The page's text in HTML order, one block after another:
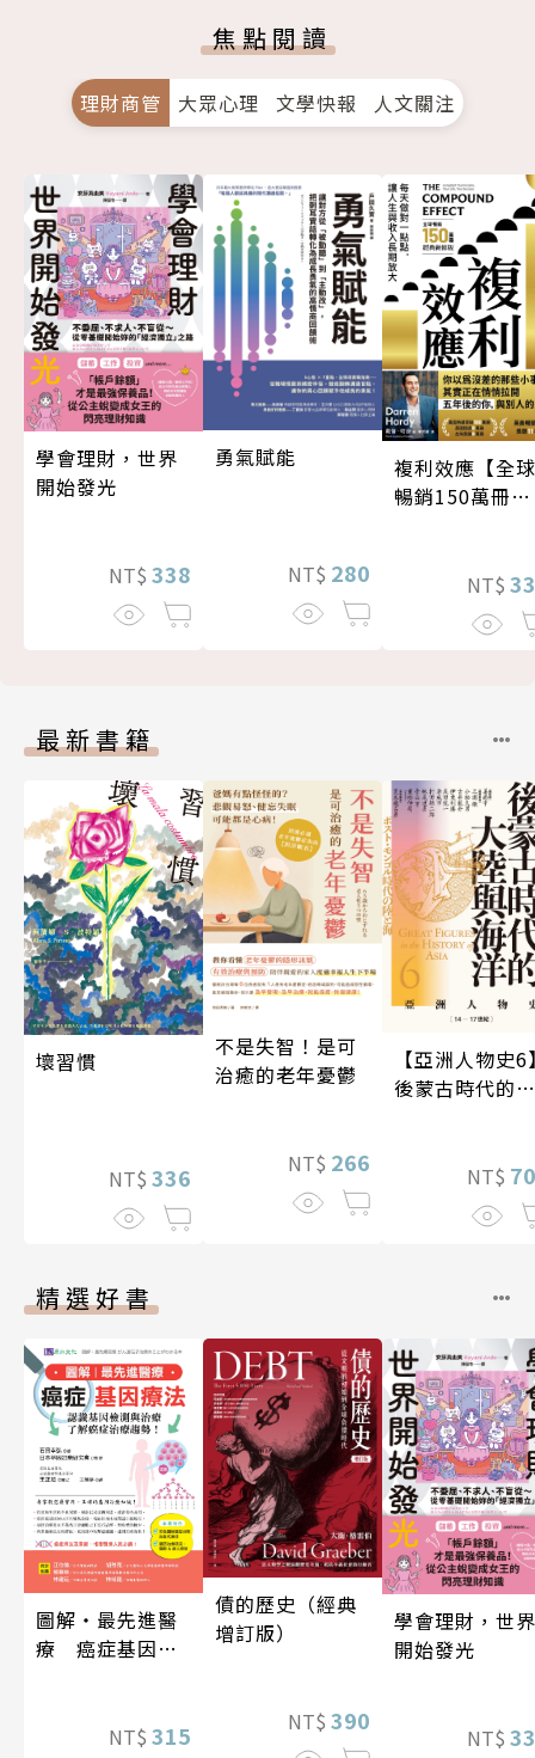
焦點閱讀
理財商管 大眾心理 文學快報 人文關注
學會理財，世界
開始發光
NT$ 338
勇氣賦能
NT$ 280
複利效應【全球
暢銷150萬冊・
NT$
最新書籍
壞習慣
NT$ 336
不是失智！是可
治癒的老年憂鬱
NT$ 266
【亞洲人物史6
後蒙古時代的大
NT$
精選好書
圖解‧最先進醫
療 癌症基因療
NT$ 315
債的歷史（經典
增訂版）
NT$ 390
學會理財，世界
開始發光
NT$